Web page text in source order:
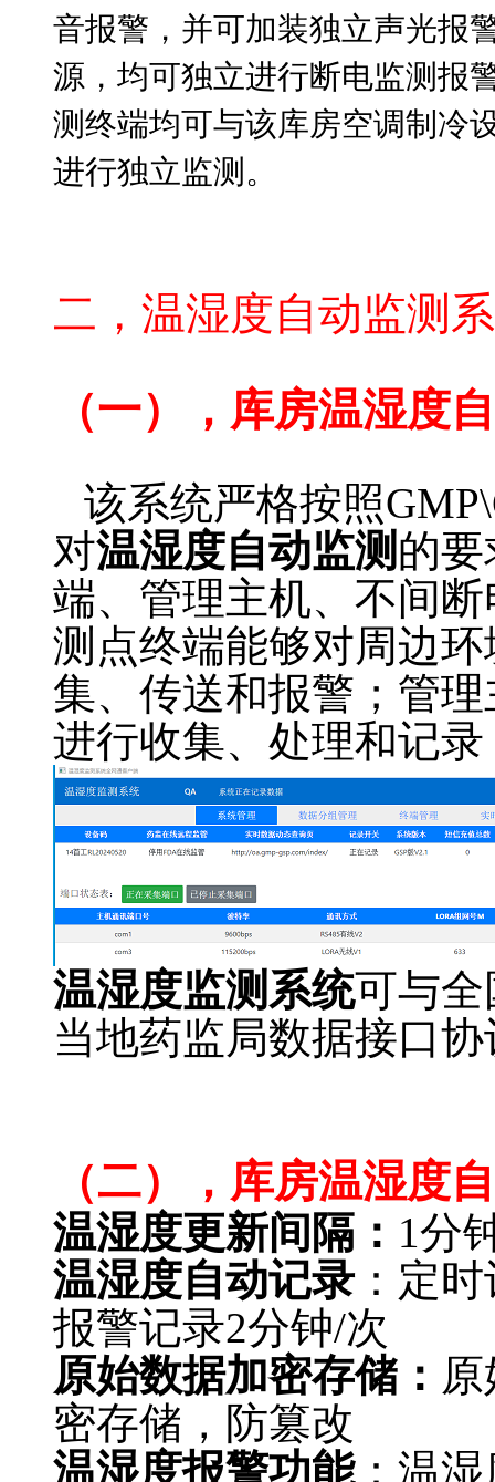
音报警，并可加装独立声光报
源，均可独立进行断电监测报
测终端均可与该库房空调制冷
进行独立监测。
二，温湿度自动监测
（一），库房温湿度
该系统严格按照
对温湿度自动监测 的
端、管理主机、不间
测点终端能够对周边
集、传送和报警；管
进行收集、处理和记
温湿度监测系统可与
当地药监局数据接口
（二），库房温湿度
温湿度更新间隔： 1分
温湿度自动记录：定时
报警记录2分钟/次
原始数据加密存储：
密存储，防篡改
温湿度报警功能：温湿